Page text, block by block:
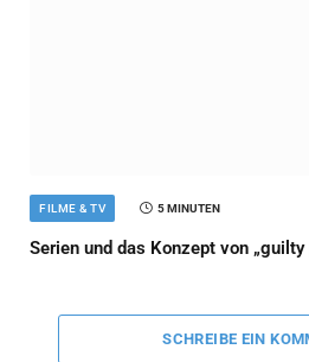
FILME & TV 5 MINUTEN
Serien und das Konzept von „guilty
SCHREIBE EIN